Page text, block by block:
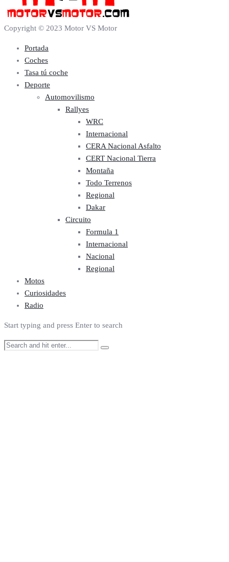
Copyright © 2023 Motor VS Motor
Portada
Coches
Tasa tú coche
Deporte
Automovilismo
Rallyes
WRC
Internacional
CERA Nacional Asfalto
CERT Nacional Tierra
Montaña
Todo Terrenos
Regional
Dakar
Circuito
Formula 1
Internacional
Nacional
Regional
Motos
Curiosidades
Radio
Start typing and press Enter to search